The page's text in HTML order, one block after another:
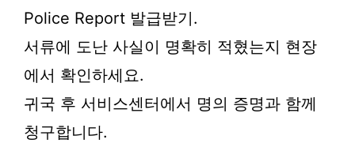
Police Report 발급받기.
서류에 도난 사실이 명확히 적혔는지 현장
에서 확인하세요.
귀국 후 서비스센터에서 명의 증명과 함께
청구합니다.